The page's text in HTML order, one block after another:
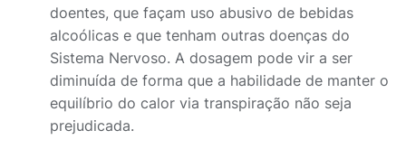
doentes, que façam uso abusivo de bebidas
alcoólicas e que tenham outras doenças do
Sistema Nervoso. A dosagem pode vir a ser
diminuída de forma que a habilidade de manter o
equilíbrio do calor via transpiração não seja
prejudicada.